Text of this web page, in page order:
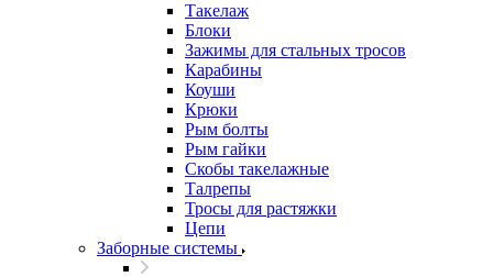
Такелаж
Блоки
Зажимы для стальных тросов
Карабины
Коуши
Крюки
Рым болты
Рым гайки
Скобы такелажные
Талрепы
Тросы для растяжки
Цепи
Заборные системы